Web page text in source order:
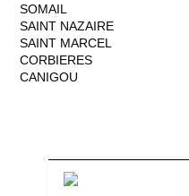
SOMAIL
SAINT NAZAIRE
SAINT MARCEL
CORBIERES
CANIGOU